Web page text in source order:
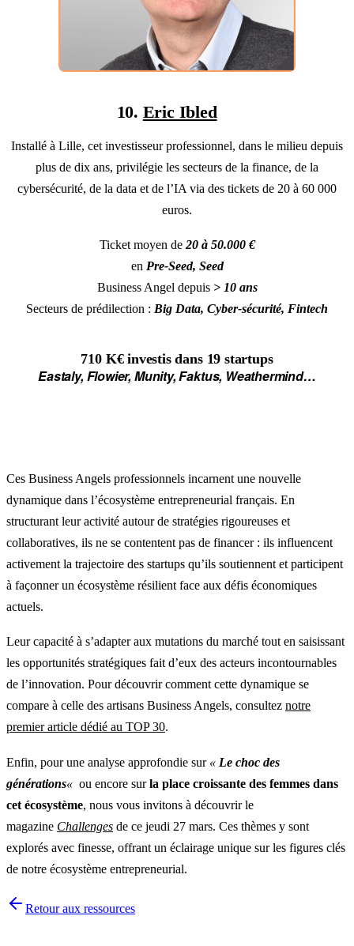
10. Eric Ibled
Installé à Lille, cet investisseur professionnel, dans le milieu depuis
plus de dix ans, privilégie les secteurs de la finance, de la
cybersécurité, de la data et de l’IA via des tickets de 20 à 60 000
euros.
Ticket moyen de 20 à 50.000 €
en Pre-Seed, Seed
Business Angel depuis > 10 ans
Secteurs de prédilection : Big Data, Cyber-sécurité, Fintech
710 K€investis dans19 startups
Eastaly, Flowier, Munity, Faktus, Weathermind…
Ces Business Angels professionnels incarnent une nouvelle
dynamique dans l’écosystème entrepreneurial français. En
structurant leur activité autour de stratégies rigoureuses et
collaboratives, ils ne se contentent pas de financer : ils influencent
activement la trajectoire des startups qu’ils soutiennent et participent
à façonner un écosystème résilient face aux défis économiques
actuels.
Leur capacité à s’adapter aux mutations du marché tout en saisissant
les opportunités stratégiques fait d’eux des acteurs incontournables
de l’innovation. Pour découvrir comment cette dynamique se
compare à celle des artisans Business Angels, consultez notre
premier article dédié au TOP 30.
Enfin, pour une analyse approfondie sur « Le choc des
générations« ou encore surla place croissante des femmes dans
cet écosystème, nous vous invitons à découvrir le
magazine Challenges de ce jeudi 27 mars. Ces thèmes y sont
explorés avec finesse, offrant un éclairage unique sur les figures clés
de notre écosystème entrepreneurial.
Retour aux ressources